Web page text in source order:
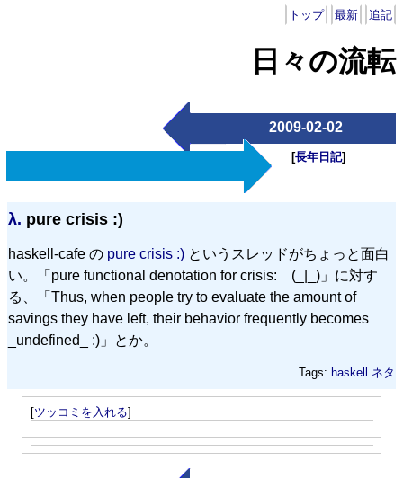
トップ 最新 追記
日々の流転
2009-02-02
[長年日記]
λ. pure crisis :)
haskell-cafe の pure crisis :) というスレッドがちょっと面白
い。「pure functional denotation for crisis: (_|_)」に対す
る、「Thus, when people try to evaluate the amount of
savings they have left, their behavior frequently becomes
_undefined_ :)」とか。
Tags: haskell ネタ
[ツッコミを入れる]